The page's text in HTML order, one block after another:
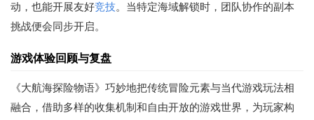
动，也能开展友好竞技。当特定海域解锁时，团队协作的副本
挑战便会同步开启。
游戏体验回顾与复盘
《大航海探险物语》巧妙地把传统冒险元素与当代游戏玩法相
融合，借助多样的收集机制和自由开放的游戏世界，为玩家构